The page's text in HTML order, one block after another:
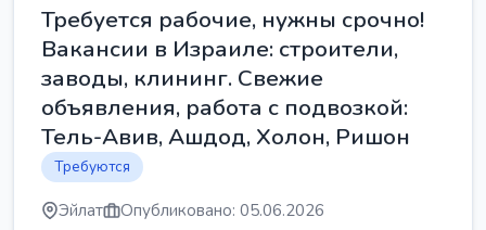
Требуется рабочие, нужны срочно!
Вакансии в Израиле: строители,
заводы, клининг. Свежие
объявления, работа с подвозкой:
Тель-Авив, Ашдод, Холон, Ришон
Требуются
Эйлат Опубликовано: 05.06.2026